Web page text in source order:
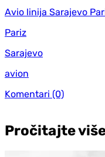
Avio linija Sarajevo
Pariz
Sarajevo
avion
Komentari (0)
Pročitajte